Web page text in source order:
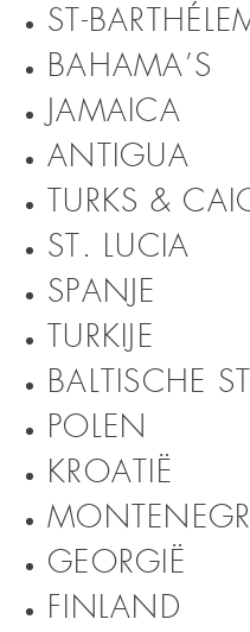
ST-
BAHAMA’S
JAMAICA
ANTIGUA
TURKS &
ST. LUCIA
SPANJE
TURKIJE
BALTISCHE
POLEN
KROATIË
GEORGIË
FINLAND